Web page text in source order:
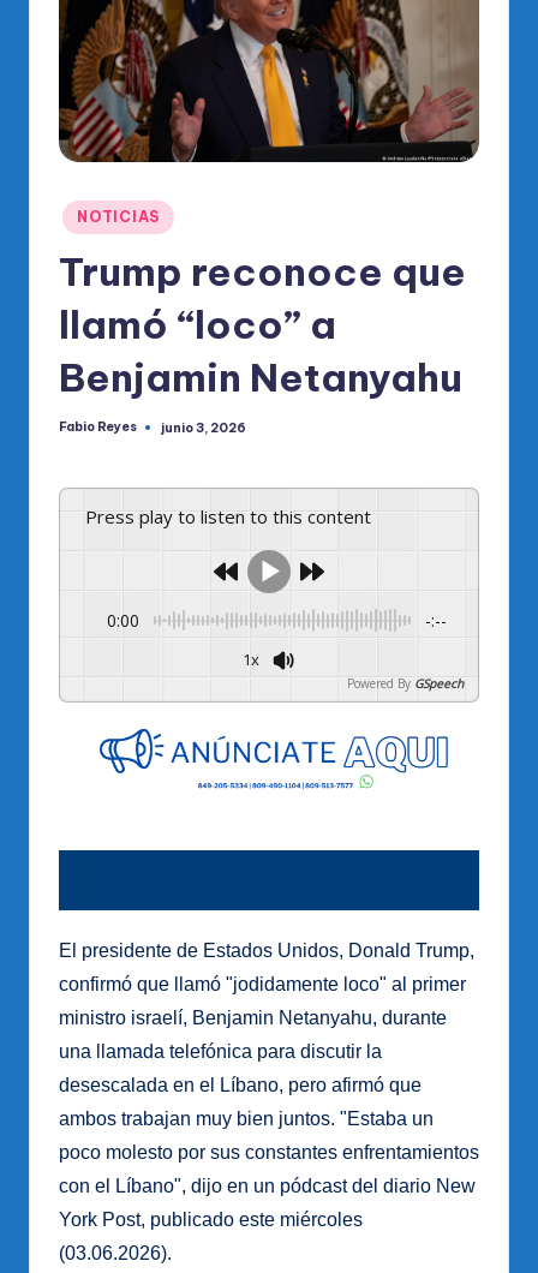
di
o
O
el
R
Publicado
en
NOTICIAS
Trump reconoce que
llamó “loco” a
Benjamin Netanyahu
Publicado
Fabio Reyes junio 3, 2026
Press play to listen to this content
0:00 -:--
1x
Powered By GSpeech
El presidente de Estados Unidos, Donald Trump,
confirmó que llamó "jodidamente loco" al primer
ministro israelí, Benjamin Netanyahu, durante
una llamada telefónica para discutir la
desescalada en el Líbano, pero afirmó que
ambos trabajan muy bien juntos. "Estaba un
poco molesto por sus constantes enfrentamientos
con el Líbano", dijo en un pódcast del diario New
York Post, publicado este miércoles
(03.06.2026).